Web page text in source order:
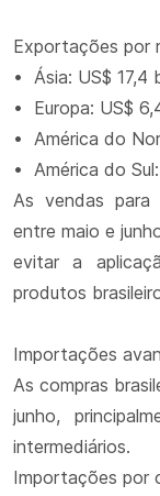
Exportações por
• Ásia: US$ 17,4
• Europa: US$
• América do
• América do
As vendas para
entre maio e
evitar a
produtos
Importações
As compras
junho,
intermediários.
Importações por